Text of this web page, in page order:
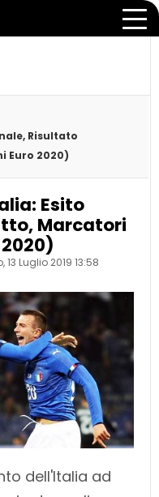
Risultato
Euro 2020)
Esito
Marcatori
13 Luglio 2019 13:58
dell'Italia ad